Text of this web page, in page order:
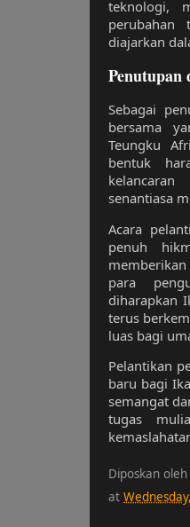
teknologi,
perubahan
diajarkan
Penutupan
Sebagai
bersama
Teungku
bentuk
senantiasa
Acara
penuh
para
diharapkan
terus
luas bagi
Pelantikan
baru bagi
semangat
tugas
Diposkan
at